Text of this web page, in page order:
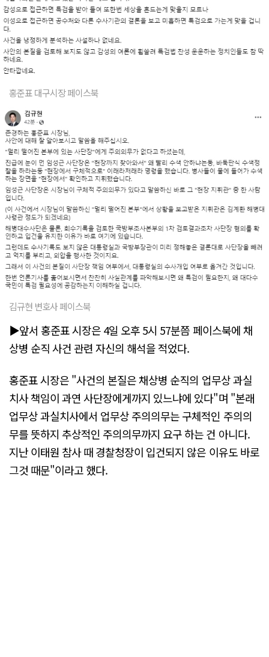
홍준표 대구시장 페이스북
김규현 변호사 페이스북
▶앞서 홍준표 시장은 4일 오후 5시 57분쯤 페이스북에 채
상병 순직 사건 관련 자신의 해석을 적었다.
홍준표 시장은 "사건의 본질은 채상병 순직의 업무상 과실
치사 책임이 과연 사단장에게까지 있느냐에 있다"며 "본래
업무상 과실치사에서 업무상 주의의무는 구체적인 주의의
무를 뜻하지 추상적인 주의의무까지 요구 하는 건 아니다.
지난 이태원 참사 때 경찰청장이 입건되지 않은 이유도 바로
그것 때문"이라고 했다.